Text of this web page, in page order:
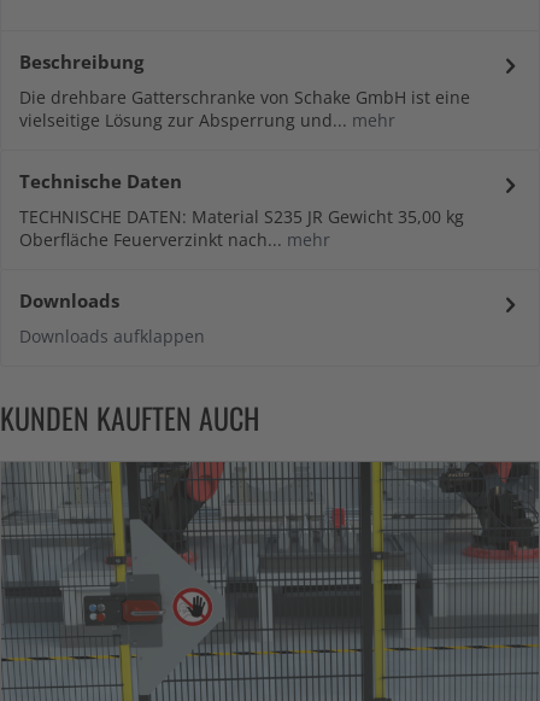
Beschreibung
Die drehbare Gatterschranke von Schake GmbH ist eine
vielseitige Lösung zur Absperrung und... mehr
Technische Daten
TECHNISCHE DATEN: Material S235 JR Gewicht 35,00 kg
Oberfläche Feuerverzinkt nach... mehr
Downloads
Downloads aufklappen
KUNDEN KAUFTEN AUCH